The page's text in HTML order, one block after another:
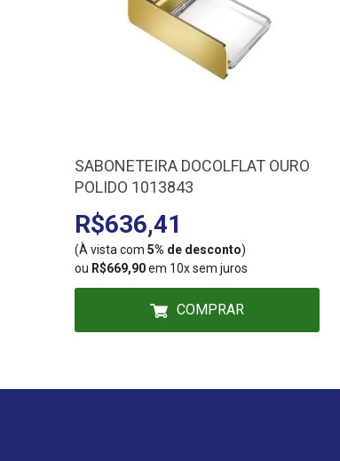
SABONETEIRA DOCOLFLAT OURO
POLIDO 1013843
R$636,41
(À vista com 5% de desconto)
ou R$669,90em 10x sem juros
COMPRAR